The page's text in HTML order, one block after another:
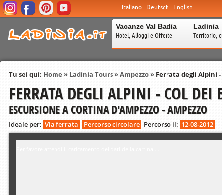
Italiano Deutsch English
Vacanze Val Badia
Hotel, Alloggi e Offerte
Ladinia
Territorio,
Tu sei qui: Home» Ladinia Tours»Ampezzo» Ferrata degli Alpini -
FERRATA DEGLI ALPINI - COL DEI
ESCURSIONE A CORTINA D'AMPEZZO - AMPEZZO
Ideale per: Via ferrata Percorso circolare Percorso il: 12-08-2012